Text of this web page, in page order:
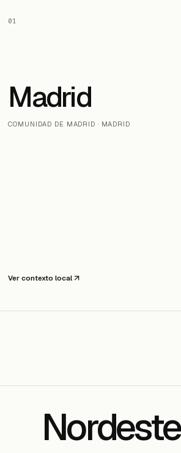
01
Madrid
COMUNIDAD DE MADRID · MADRID
Ver contexto local
Nordeste